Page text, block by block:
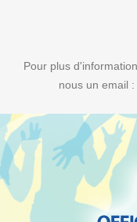
Pour plus
nous un email